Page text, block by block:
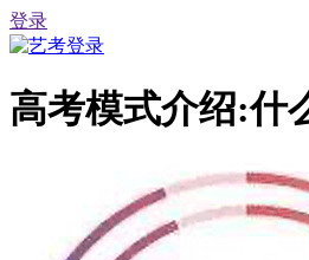
登录
高考模式介绍:什